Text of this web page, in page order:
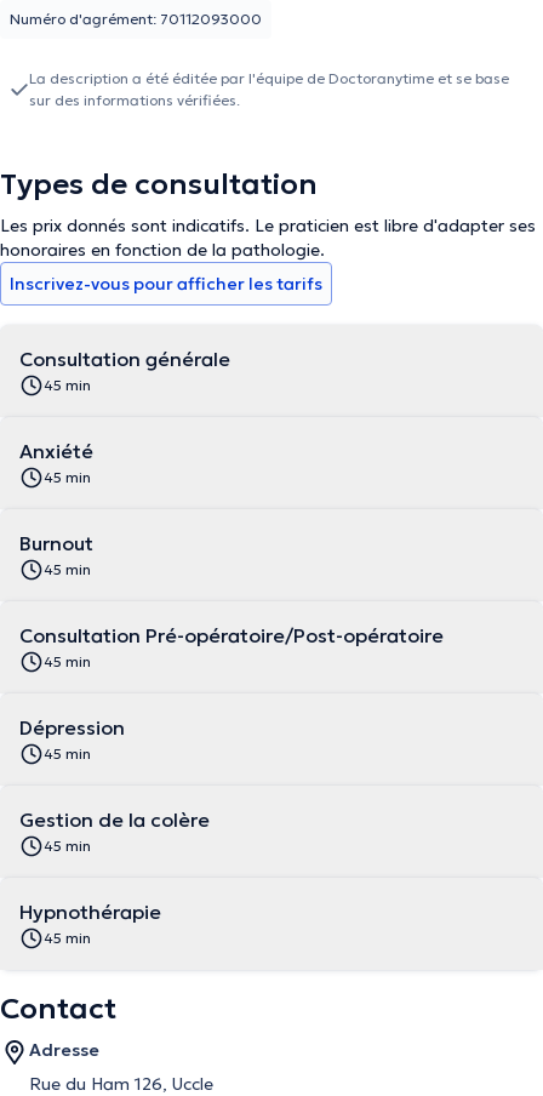
out, professionnel ou familiale, sont au cœur de mes recherches.
propose une accompagnement personnalisé. Je vous aide à
(re)trouver vos compétences et vous (re)connecter à vos
propres objectifs et vous amener à faire des choix, à trouver vos
questionnements aussi bien dans la sphère personnelle que la
sphère professionnelle.
Numéro d'agrément: 70112093000
La description a été éditée par l'équipe de Doctoranytime et se base
sur des informations vérifiées.
Types de consultation
Les prix donnés sont indicatifs. Le praticien est libre d'adapter ses
honoraires en fonction de la pathologie.
Inscrivez-vous pour afficher les tarifs
Consultation générale
45 min
Anxiété
45 min
Burnout
45 min
Consultation Pré-opératoire/Post-opératoire
45 min
Dépression
45 min
Gestion de la colère
45 min
Hypnothérapie
45 min
Contact
Adresse
Rue du Ham 126, Uccle